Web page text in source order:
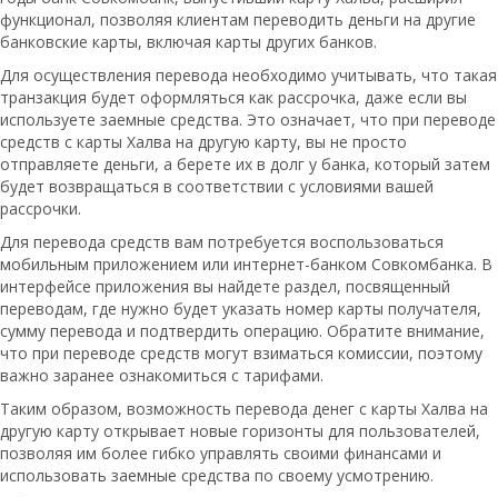
функционал, позволяя клиентам переводить деньги на другие
банковские карты, включая карты других банков.
Для осуществления перевода необходимо учитывать, что такая
транзакция будет оформляться как рассрочка, даже если вы
используете заемные средства. Это означает, что при переводе
средств с карты Халва на другую карту, вы не просто
отправляете деньги, а берете их в долг у банка, который затем
будет возвращаться в соответствии с условиями вашей
рассрочки.
Для перевода средств вам потребуется воспользоваться
мобильным приложением или интернет-банком Совкомбанка. В
интерфейсе приложения вы найдете раздел, посвященный
переводам, где нужно будет указать номер карты получателя,
сумму перевода и подтвердить операцию. Обратите внимание,
что при переводе средств могут взиматься комиссии, поэтому
важно заранее ознакомиться с тарифами.
Таким образом, возможность перевода денег с карты Халва на
другую карту открывает новые горизонты для пользователей,
позволяя им более гибко управлять своими финансами и
использовать заемные средства по своему усмотрению.